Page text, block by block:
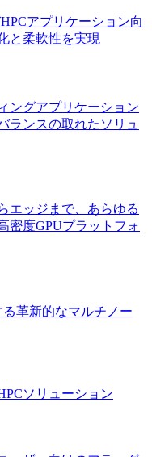
アプリケーション向
と柔軟性を実現
ングアプリケーション
ランスの取れたソリュ
エッジまで、あらゆる
密度GPUプラットフォ
革新的なマルチノー
ソリューション